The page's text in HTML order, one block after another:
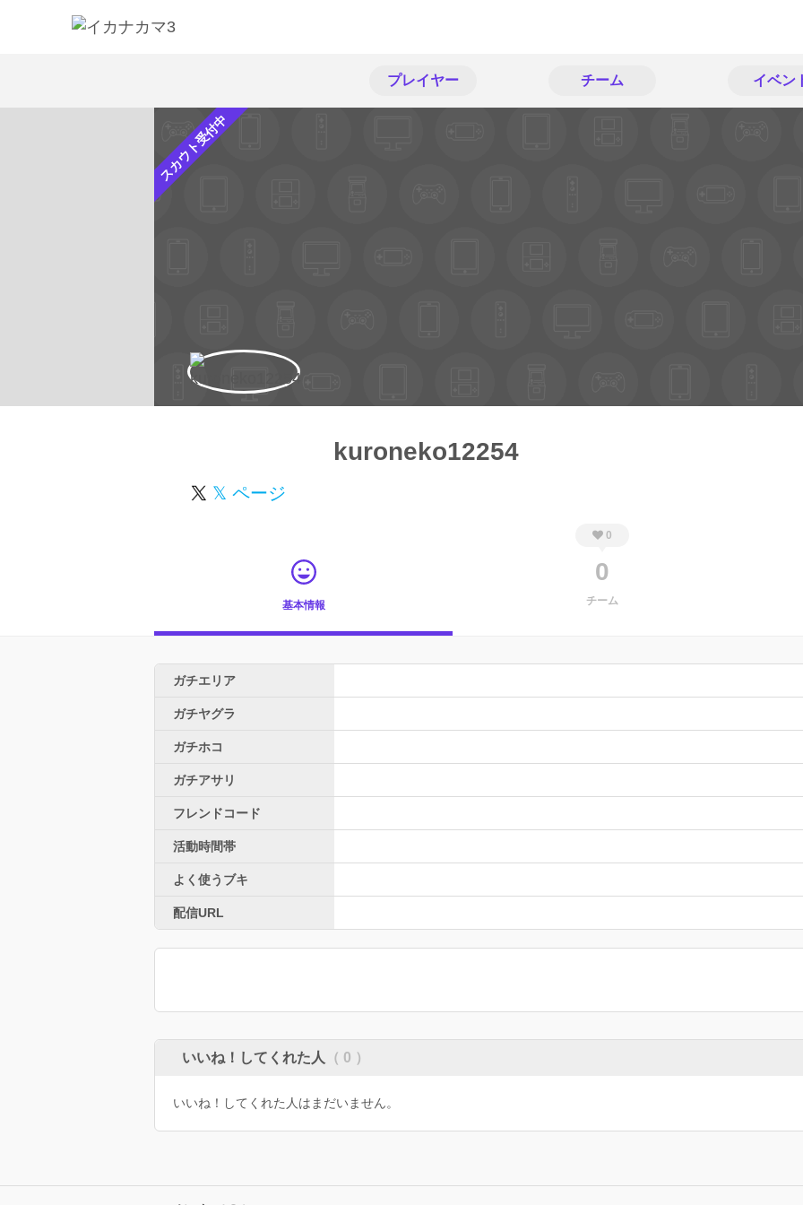
プレイヤー チーム イベン
スカウト受付中
kuroneko12254
𝕏 ページ
基本情報
0
0
チーム
ガチエリア
ガチヤグラ
ガチホコ
ガチアサリ
フレンドコード
活動時間帯
よく使うブキ
配信URL
いいね！してくれた人 （ 0 ）
いいね！してくれた人はまだいません。